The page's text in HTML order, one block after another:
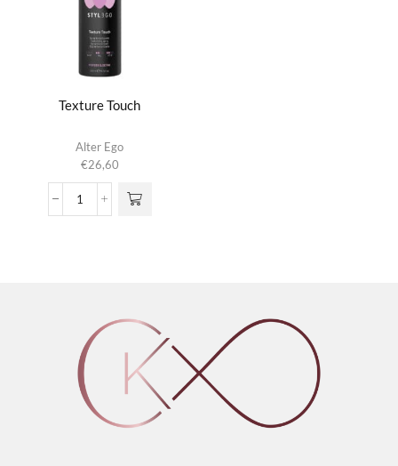
Texture Touch
Alter Ego
€26,60
Texture